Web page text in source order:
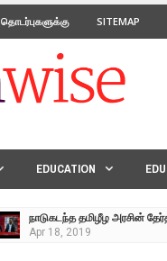
தொடர்புகளுக்கு SITEMAP
EDUCATION
நாடுகடந்த தமிழீழ அரசின்
Apr 18, 2019
தமிழ் தேசியம் VS திராவிடம் -
Apr 09, 2019